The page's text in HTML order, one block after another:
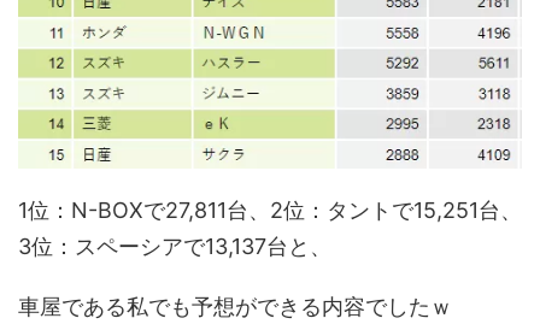
1位：N-BOXで27,811台、2位：タントで15,251台、
3位：スペーシアで13,137台と、
車屋である私でも予想ができる内容でしたｗ